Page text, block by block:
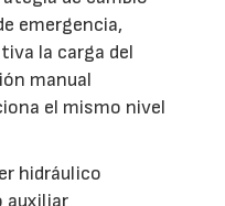
emergencia,
la carga del
manual
el mismo nivel
hidráulico
auxiliar